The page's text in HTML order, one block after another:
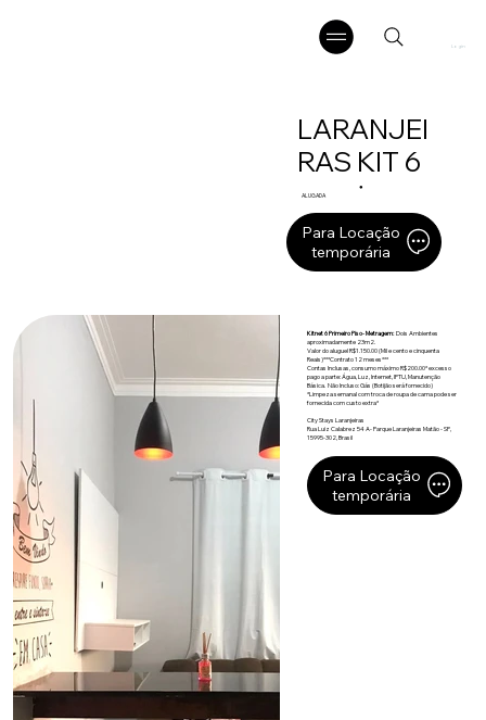
Login
LARANJEI
RAS KIT 6
●
ALUGADA
Para Locação
temporária
Kitnet 6 Primeiro Piso- Metragem:Dois Ambientes
aproximadamente 23m2.
Valor do aluguel R$1.150.00 (Mil e cento e cinquenta
Reais)***Contrato 12 meses***
Contas Inclusas, consumo máximo R$200.00* excesso
pago a parte: Água, Luz, Internet, IPTU, Manutenção
Básica. Não Incluso: Gás (Botijão será fornecido)
*Limpeza semanal com troca de roupa de cama pode ser
fornecida com custo extra*
City Stays Laranjeiras
Rua Luiz Calabrez 54 A- Parque Laranjeiras Matão - SP,
15995-302, Brasil
Para Locação
temporária